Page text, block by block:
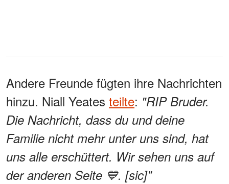
Andere Freunde fügten ihre Nachrichten
hinzu. Niall Yeates teilte: "RIP Bruder.
Die Nachricht, dass du und deine
Familie nicht mehr unter uns sind, hat
uns alle erschüttert. Wir sehen uns auf
der anderen Seite 💙. [sic]"